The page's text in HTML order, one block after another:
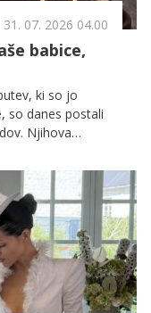
31. 07. 2026 04.00
babice,
ki so jo
so danes postali
Njihova
učinku, zaradi
vključujejo v